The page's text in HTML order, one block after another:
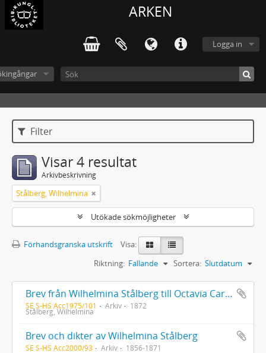
ARKEN
Logga in
Filter
Visar 4 resultat
Arkivbeskrivning
Stålberg, Wilhelmina
Utökade sökmöjligheter
Förhandsgranska utskrift
Visa:
Sortera: Slutdatum
Riktning: Fallande
Brev från Wilhelmina Stålberg till Octavia Carlén 22/2 1872
SE S-HS Acc1975/101 Arkiv 1872
Stålberg, Wilhelmina
Brev och dikter av Wilhelmina Stålberg
SE S-HS Acc2000/93 Arkiv 1856-1871